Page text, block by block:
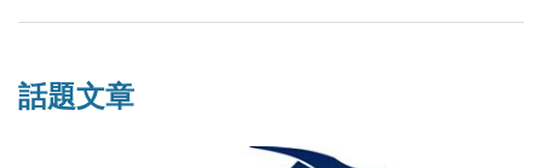
話題文章